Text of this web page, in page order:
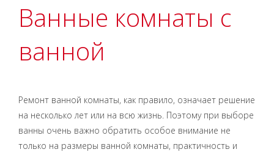
Ванные комнаты с
ванной
Ремонт ванной комнаты, как правило, означает решение
на несколько лет или на всю жизнь. Поэтому при выборе
ванны очень важно обратить особое внимание не
только на размеры ванной комнаты, практичность и